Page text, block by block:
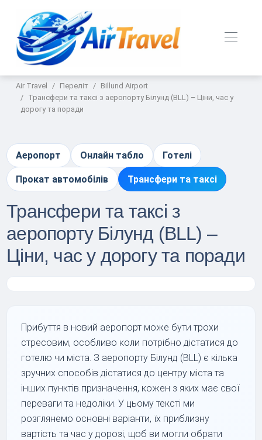
Air Travel Переліт
Billund Airport
Трансфери та таксі з аеропорту Білунд (BLL) – Ціни, час у
дорогу та поради
Аеропорт Онлайн табло Готелі
Прокат автомобілів Трансфери та таксі
Трансфери та таксі з
аеропорту Білунд (BLL) –
Ціни, час у дорогу та поради
Прибуття в новий аеропорт може бути трохи
стресовим, особливо коли потрібно дістатися до
готелю чи міста. З аеропорту Білунд (BLL) є кілька
зручних способів дістатися до центру міста та
інших пунктів призначення, кожен з яких має свої
переваги та недоліки. У цьому тексті ми
розглянемо основні варіанти, їх приблизну
вартість та час у дорозі, щоб ви могли обрати